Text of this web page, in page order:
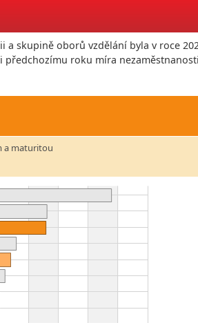
a skupině oborů vzdělání byla v roce
předchozímu roku míra
a maturitou